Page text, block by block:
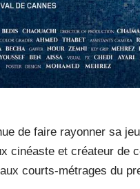
de faire rayonner sa
cinéaste et créateur de
courts-métrages du